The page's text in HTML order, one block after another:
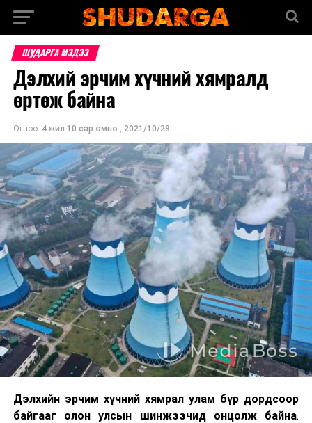
ШУДАРГА МЭДЭЭ
Дэлхий эрчим хүчний хямралд
өртөж байна
Огноо: 4 жил 10 сар.өмнө , 2021/10/28
Дэлхийн эрчим хүчний хямрал улам бүр дордсоор
байгааг олон улсын шинжээчид онцолж байна.